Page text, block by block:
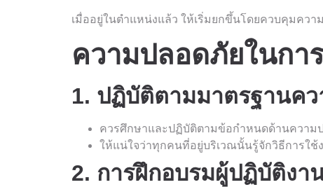
เมื่ออยู่ในตำแหน่งแล้ว ให้เริ่มยกขึ้นโดยควบคุมควา
ความปลอดภัยในกา
1. ปฏิบัติตามมาตรฐานค
ควรศึกษาและปฏิบัติตามข้อกำหนดด้านความป
ให้แน่ใจว่าทุกคนที่อยู่บริเวณนั้นรู้จักวิธีการใ
2. การฝึกอบรมผู้ปฏิบัติงา